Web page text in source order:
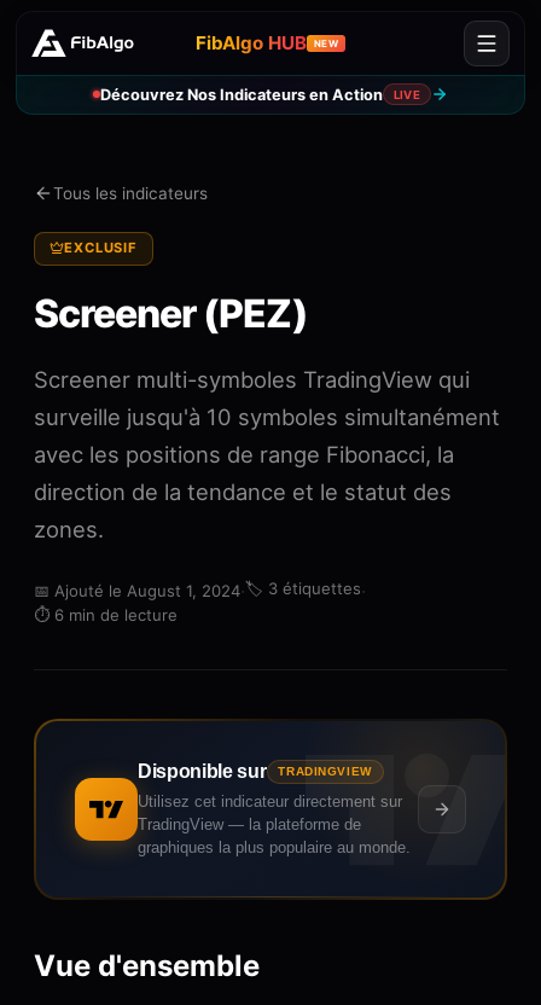
FibAlgo HUB NEW
Découvrez Nos Indicateurs en Action LIVE
Tous les indicateurs
EXCLUSIF
Screener (PEZ)
Screener multi-symboles TradingView qui
surveille jusqu'à 10 symboles simultanément
avec les positions de range Fibonacci, la
direction de la tendance et le statut des
zones.
📅 Ajouté le August 1, 2024·🏷️ 3 étiquettes·
⏱️ 6 min de lecture
Disponible sur TRADINGVIEW
Utilisez cet indicateur directement sur
TradingView — la plateforme de
graphiques la plus populaire au monde.
Vue d'ensemble